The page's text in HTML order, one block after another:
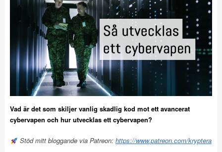
Vad är det som skiljer vanlig skadlig kod mot ett avancerat
cybervapen och hur utvecklas ett cybervapen?
Stöd mitt bloggande via Patreon: https://www.patreon.com/kryptera